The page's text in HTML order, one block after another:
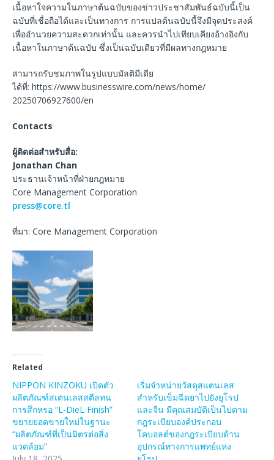
เนื้อหาใจความในภาษาต้นฉบับของข่าวประชาสัมพันธ์ฉบับนี้เป็น
ฉบับที่เชื่อถือได้และเป็นทางการ การแปลต้นฉบับนี้จึงมีจุดประสงค์
เพื่ออำนวยความสะดวกเท่านั้น และควรนำไปเทียบเคียงอ้างอิงกับ
เนื้อหาในภาษาต้นฉบับ ซึ่งเป็นฉบับเดียวที่มีผลทางกฎหมาย
สามารถรับชมภาพในรูปแบบมัลติมีเดีย
ได้ที่: https://www.businesswire.com/news/home/
20250706927600/en
Contacts
ผู้ติดต่อสำหรับสื่อ:
Jonathan Chan
ประธานเจ้าหน้าที่ฝ่ายกฎหมาย
Core Management Corporation
press@core.tl
ที่มา: Core Management Corporation
Related
NIPPON KINZOKU เปิดตัว
ผลิตภัณฑ์สเตนเลสสตีลทน
การสึกหรอ “L-DieL Finish”
ขยายยอดขายใหม่ในฐานะ
“ผลิตภัณฑ์ที่เป็นมิตรต่อสิ่ง
แวดล้อม”
เริ่มจำหน่ายวัสดุสแตนเลส
สำหรับเข็มฉีดยาไปยังยุโรป
และจีน มีคุณสมบัติเป็นไปตาม
กฎระเบียบองค์ประกอบ
โคบอลต์ของกฎระเบียบด้าน
อุปกรณ์ทางการแพทย์แห่ง